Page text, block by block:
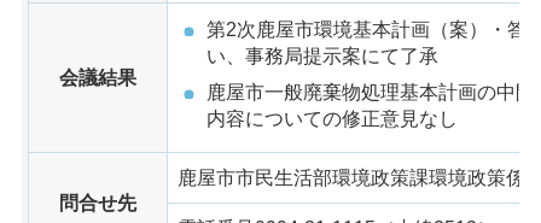
会議結果
第2次鹿屋市環境基本計画（案）・答
い、事務局提示案にて了承
鹿屋市一般廃棄物処理基本計画の中
内容についての修正意見なし
問合せ先
鹿屋市市民生活部環境政策課環境政策係